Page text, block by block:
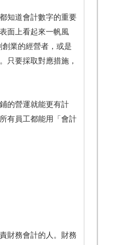
知道會計數字的重要
面上看起來一帆風
業的經營者，或是
只要採取對應措施，
的營運就能更有計
有員工都能用「會計
財務會計的人。財務